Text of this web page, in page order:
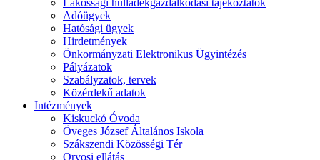
Adóügyek
Hatósági ügyek
Hirdetmények
Önkormányzati Elektronikus Ügyintézés
Pályázatok
Szabályzatok, tervek
Közérdekű adatok
Intézmények
Kiskuckó Óvoda
Öveges József Általános Iskola
Szákszendi Közösségi Tér
Orvosi ellátás